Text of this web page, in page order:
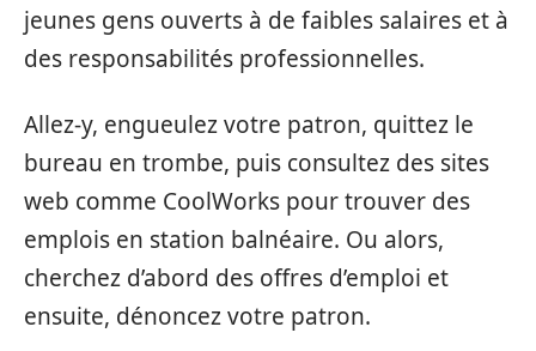
jeunes gens ouverts à de faibles salaires et à
des responsabilités professionnelles.
Allez-y, engueulez votre patron, quittez le
bureau en trombe, puis consultez des sites
web comme CoolWorks pour trouver des
emplois en station balnéaire. Ou alors,
cherchez d’abord des offres d’emploi et
ensuite, dénoncez votre patron.